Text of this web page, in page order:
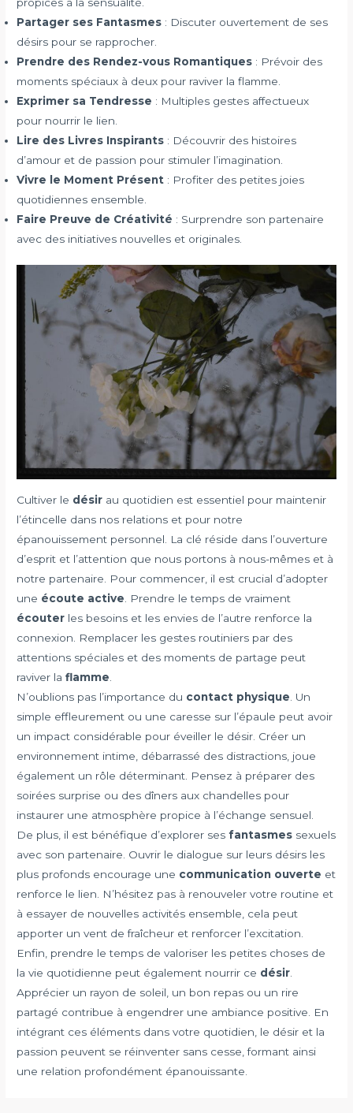
Partager ses Fantasmes : Discuter ouvertement de ses
désirs pour se rapprocher.
Prendre des Rendez-vous Romantiques : Prévoir des
moments spéciaux à deux pour raviver la flamme.
Exprimer sa Tendresse : Multiples gestes affectueux
pour nourrir le lien.
Lire des Livres Inspirants : Découvrir des histoires
d’amour et de passion pour stimuler l’imagination.
Vivre le Moment Présent : Profiter des petites joies
quotidiennes ensemble.
Faire Preuve de Créativité : Surprendre son partenaire
avec des initiatives nouvelles et originales.
Cultiver le désir au quotidien est essentiel pour maintenir
l’étincelle dans nos relations et pour notre
épanouissement personnel. La clé réside dans l’ouverture
d’esprit et l’attention que nous portons à nous-mêmes et à
notre partenaire. Pour commencer, il est crucial d’adopter
une écoute active . Prendre le temps de vraiment
écouter les besoins et les envies de l’autre renforce la
connexion. Remplacer les gestes routiniers par des
attentions spéciales et des moments de partage peut
raviver laflamme
N’oublions pas l’importance du contact physique . Un
simple effleurement ou une caresse sur l’épaule peut avoir
un impact considérable pour éveiller le désir. Créer un
environnement intime, débarrassé des distractions, joue
également un rôle déterminant. Pensez à préparer des
soirées surprise ou des dîners aux chandelles pour
instaurer une atmosphère propice à l’échange sensuel.
De plus, il est bénéfique d’explorer sesfantasmes sexuels
avec son partenaire. Ouvrir le dialogue sur leurs désirs les
plus profonds encourage une communication ouverte et
renforce le lien. N’hésitez pas à renouveler votre routine et
à essayer de nouvelles activités ensemble, cela peut
apporter un vent de fraîcheur et renforcer l’excitation.
Enfin, prendre le temps de valoriser les petites choses de
la vie quotidienne peut également nourrir ce désir
Apprécier un rayon de soleil, un bon repas ou un rire
partagé contribue à engendrer une ambiance positive. En
intégrant ces éléments dans votre quotidien, le désir et la
passion peuvent se réinventer sans cesse, formant ainsi
une relation profondément épanouissante.